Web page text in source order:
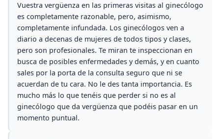
Vuestra vergüenza en las primeras visitas al ginecólogo
es completamente razonable, pero, asimismo,
completamente infundada. Los ginecólogos ven a
diario a decenas de mujeres de todos tipos y clases,
pero son profesionales. Te miran te inspeccionan en
busca de posibles enfermedades y demás, y en cuanto
sales por la porta de la consulta seguro que ni se
acuerdan de tu cara. No le des tanta importancia. Es
mucho más lo que tenéis que perder si no es al
ginecólogo que da vergüenza que podéis pasar en un
momento puntual.